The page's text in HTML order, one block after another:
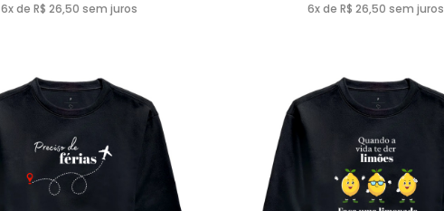
6x de R$ 26,50 sem juros 6x de R$ 26,50 sem juros